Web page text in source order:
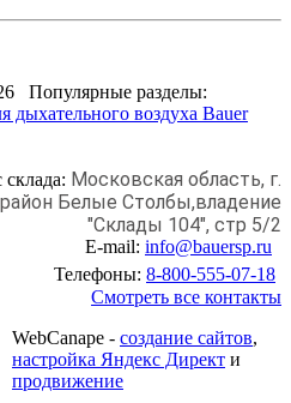
Популярные разделы:
дыхательного воздуха Bauer
склада: Московская область, г.
Белые Столбы,владение
"Склады 104", стр 5/2
E-mail: info@bauersp.ru
Телефоны: 8-800-555-07-18
Смотреть все контакты
WebCanape - создание сайтов,
настройка Яндекс Директ и
продвижение